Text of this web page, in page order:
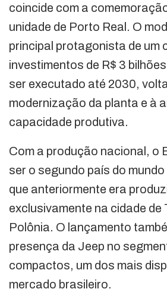
coincide com a
unidade de Porto Real. O
principal protagonista de um
investimentos de R$ 3
ser executado até 2030,
modernização da planta e à
capacidade produtiva.
Com a produção nacional, o
ser o segundo país do
que anteriormente era
exclusivamente na cidade de
Polônia. O lançamento
presença da Jeep no
compactos, um dos mais
mercado brasileiro.